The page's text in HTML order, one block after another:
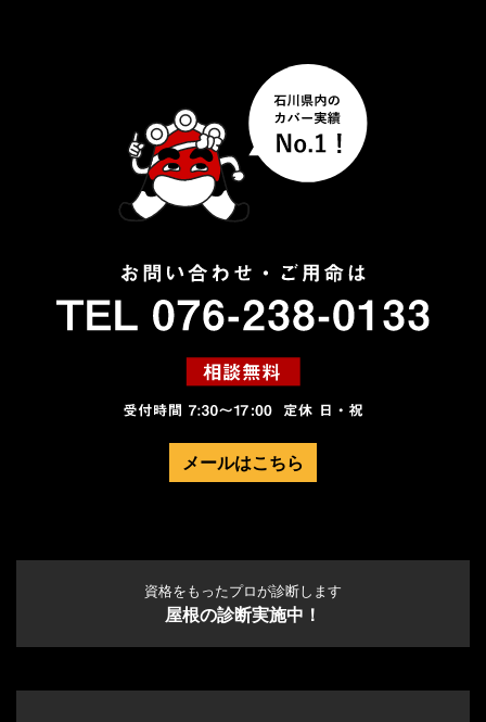
メールはこちら
資格をもったプロが診断します
屋根の診断実施中！